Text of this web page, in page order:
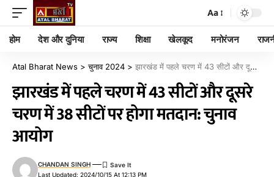
Aa
होम देश और दुनिया राज्य शिक्षा खेलकूद मनोरंजन
Atal Bharat News >चुनाव 2024 > झारखंड में पहले चरण में 43 सीटों और दूसरे चरण में 38 सीटों पर होगा मतदान: चुनाव आयोग
झारखंड में पहले चरण में 43 सीटों और दूसरे
चरण में 38 सीटों पर होगा मतदान: चुनाव
आयोग
Last Updated: 2024/10/15 At 12:13 PM
CHANDAN SINGH